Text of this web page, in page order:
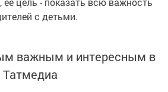
с детьми.
важным и интересным в
Татмедиа